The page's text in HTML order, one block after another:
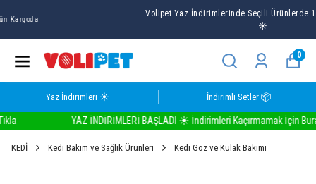
Volipet Yaz İndirimlerinde Seçili Ürünlerde 1 ALANA 1 BEDAVA
0
Yaz İndirimleri ☀️ İndirimli Setler 📦
YAZ İNDİRİMLERİ BAŞLADI ☀️ İndirimleri Kaçırmamak İçin Buraya
KEDİ Kedi Bakım ve Sağlık Ürünleri Kedi Göz ve Kulak Bakımı